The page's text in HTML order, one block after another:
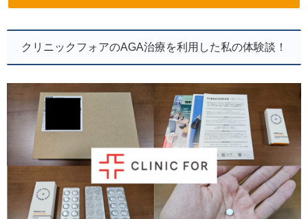
クリニックフォアのAGA治療を利用した私の体験談！